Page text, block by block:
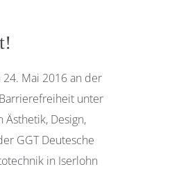
24. Mai 2016 an der
unter
Design,
GGT Deutesche
in Iserlohn